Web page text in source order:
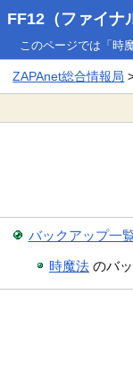
FF12（ファイナ
このページでは「時
ZAPAnet総合情報局
バックアップ一
時魔法 のバ